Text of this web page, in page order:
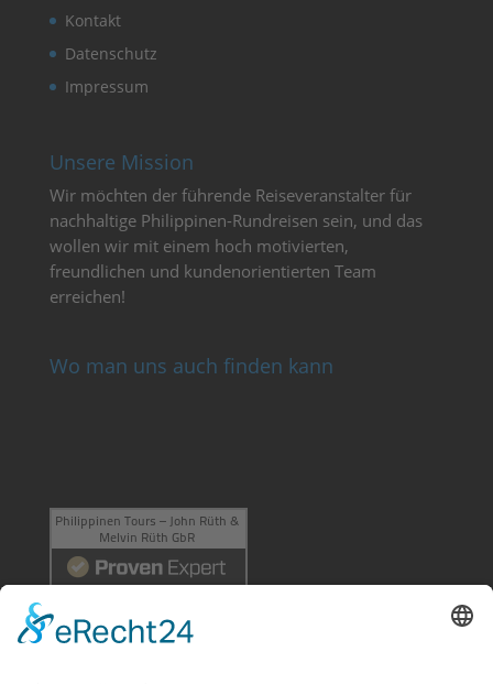
Kontakt
Datenschutz
Impressum
Unsere Mission
Wir möchten der führende Reiseveranstalter für
nachhaltige Philippinen-Rundreisen sein, und das
wollen wir mit einem hoch motivierten,
freundlichen und kundenorientierten Team
erreichen!
Wo man uns auch finden kann